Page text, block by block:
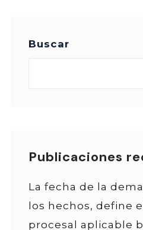
Buscar
Publicaciones
La fecha de la
los hechos, define
procesal aplicable